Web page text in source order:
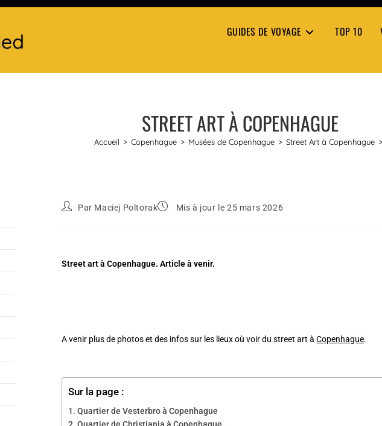
GUIDES DE VOYAGE TOP 10
STREET ART À COPENHAGUE
Accueil > Copenhague > Musées de Copenhague > Street Art à Copenhague >
Par Maciej Poltorak Mis à jour le 25 mars 2026
Street art à Copenhague. Article à venir.
A venir plus de photos et des infos sur les lieux où voir du street art àCopenhague.
Sur la page :
Quartier de Vesterbro à Copenhague